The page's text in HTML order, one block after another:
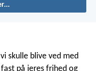
skulle blive ved med
på jeres frihed og